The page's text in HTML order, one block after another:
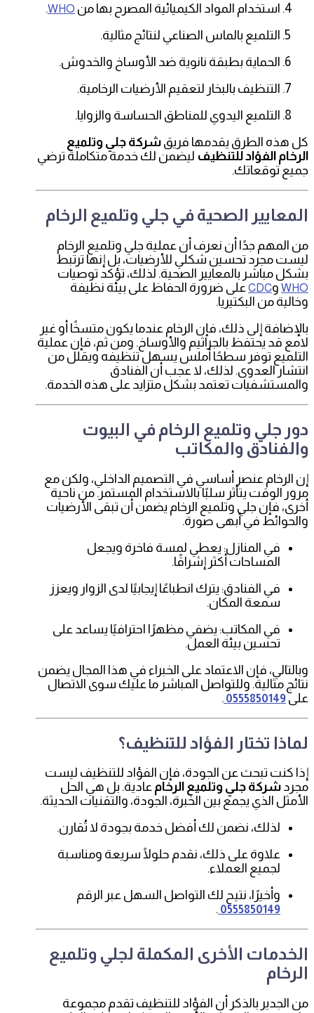
استخدام المواد الكيميائية المصرح بها من WHO
.
التلميع بالماس الصناعي لنتائج مثالية.
الحماية بطبقة نانوية ضد الأوساخ والخدوش.
التنظيف بالبخار لتعقيم الأرضيات الرخامية.
التلميع اليدوي للمناطق الحساسة والزوايا.
كل هذه الطرق يقدمها فريق شركة جلي وتلميع
الرخام الفؤاد للتنظيف ليضمن لك خدمة متكاملة ترضي
جميع توقعاتك.
المعايير الصحية في جلي وتلميع الرخام
من المهم جدًا أن نعرف أن عملية جلي وتلميع الرخام
ليست مجرد تحسين شكلي للأرضيات، بل إنها ترتبط
بشكل مباشر بالمعايير الصحية. لذلك، تؤكد توصيات
WHO وCDCعلى ضرورة الحفاظ على بيئة نظيفة
وخالية من البكتيريا.
بالإضافة إلى ذلك، فإن الرخام عندما يكون متسخًا أو غير
لامع قد يحتفظ بالجراثيم والأوساخ. ومن ثم، فإن عملية
التلميع توفر سطحًا أملس يسهل تنظيفه ويقلل من
انتشار العدوى. لذلك، لا عجب أن الفنادق
والمستشفيات تعتمد بشكل متزايد على هذه الخدمة.
دور جلي وتلميع الرخام في البيوت
والفنادق والمكاتب
إن الرخام عنصر أساسي في التصميم الداخلي، ولكن مع
مرور الوقت يتأثر سلبًا بالاستخدام المستمر. من ناحية
أخرى، فإن جلي وتلميع الرخام يضمن أن تبقى الأرضيات
والحوائط في أبهى صورة.
في المنازل: يعطي لمسة فاخرة ويجعل
المساحات أكثر إشراقًا.
في الفنادق: يترك انطباعًا إيجابيًا لدى الزوار ويعزز
سمعة المكان.
في المكاتب: يضفي مظهرًا احترافيًا يساعد على
تحسين بيئة العمل.
وبالتالي، فإن الاعتماد على الخبراء في هذا المجال يضمن
نتائج مثالية. وللتواصل المباشر ما عليك سوى الاتصال
على0555850149
.
لماذا تختار الفؤاد للتنظيف؟
إذا كنت تبحث عن الجودة، فإن الفؤاد للتنظيف ليست
مجرد شركة جلي وتلميع الرخام عادية. بل هي الحل
الأمثل الذي يجمع بين الخبرة، الجودة، والتقنيات الحديثة.
لذلك، نضمن لك أفضل خدمة بجودة لا تُقارن.
علاوة على ذلك، نقدم حلولًا سريعة ومناسبة
لجميع العملاء.
وأخيرًا، نتيح لك التواصل السهل عبر الرقم
0555850149
.
الخدمات الأخرى المكملة لجلي وتلميع
الرخام
من الجدير بالذكر أن الفؤاد للتنظيف تقدم مجموعة